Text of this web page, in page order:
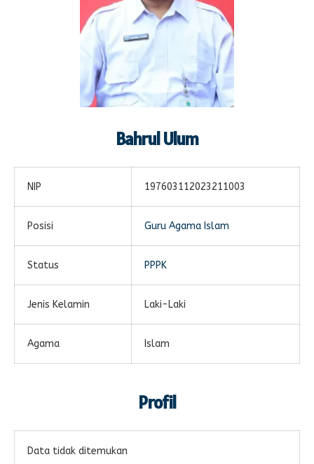
Bahrul Ulum
NIP ‌197603112023211003
Posisi Guru Agama Islam
Status PPPK
Jenis Kelamin Laki-Laki
Agama Islam
Profil
Data tidak ditemukan